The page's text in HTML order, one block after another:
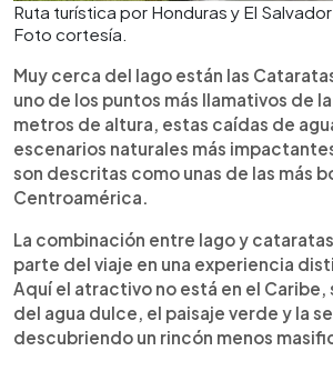
Ruta turística por Honduras y El
Foto cortesía.
Muy cerca del lago están las
uno de los puntos más llamativos de
metros de altura, estas caídas de
escenarios naturales más
son descritas como unas de las más
Centroamérica.
La combinación entre lago y
parte del viaje en una experiencia
Aquí el atractivo no está en el Caribe,
del agua dulce, el paisaje verde y la
descubriendo un rincón menos